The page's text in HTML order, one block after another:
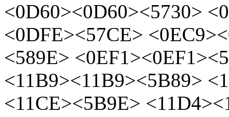
<0D60><0D60><5730>
<0DFE><57CE>
<589E>
<11B9><11B9><5B89>
<11CE><5B9E>